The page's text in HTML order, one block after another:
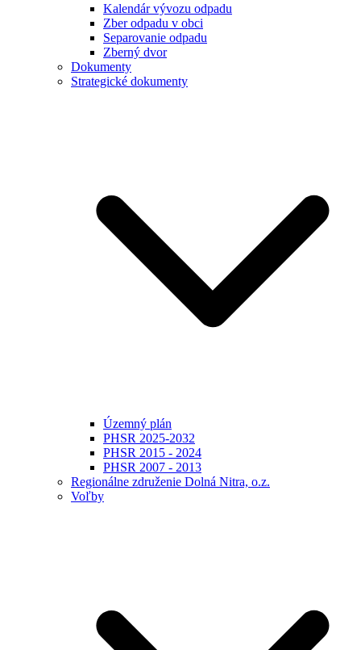
Kalendár vývozu odpadu
Zber odpadu v obci
Separovanie odpadu
Zberný dvor
Dokumenty
Strategické dokumenty
Územný plán
PHSR 2025-2032
PHSR 2015 - 2024
PHSR 2007 - 2013
Regionálne združenie Dolná Nitra, o.z.
Voľby